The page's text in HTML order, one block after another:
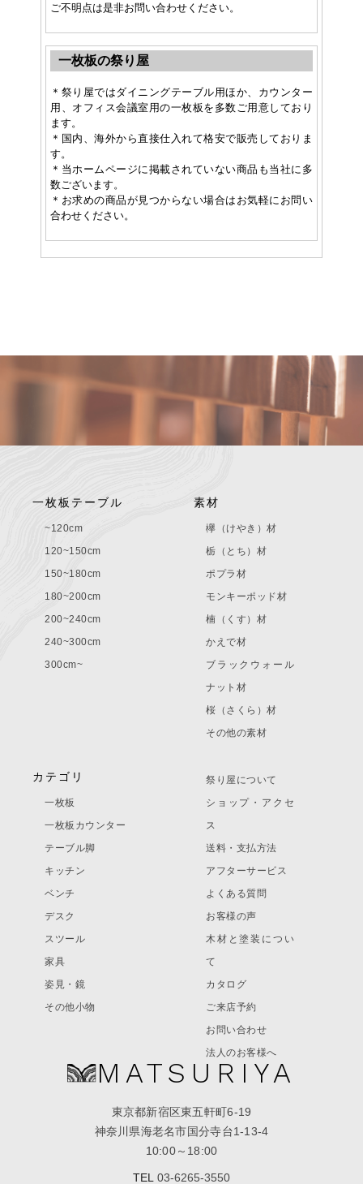
ご不明点は是非お問い合わせください。
一枚板の祭り屋
＊祭り屋ではダイニングテーブル用ほか、カウンター
用、オフィス会議室用の一枚板を多数ご用意しており
ます。
＊国内、海外から直接仕入れて格安で販売しておりま
す。
＊当ホームページに掲載されていない商品も当社に多
数ございます。
＊お求めの商品が見つからない場合はお気軽にお問い
合わせください。
MATSURIYA
東京都新宿区東五軒町6-19
神奈川県海老名市国分寺台1-13-4
10:00～18:00
TEL 03-6265-3550
一枚板テーブル
~120cm
120~150cm
150~180cm
180~200cm
200~240cm
240~300cm
300cm~
素材
欅（けやき）材
栃（とち）材
ポプラ材
モンキーポッド材
楠（くす）材
かえで材
ブラックウォール
ナット材
桜（さくら）材
その他の素材
カテゴリ
一枚板
一枚板カウンター
テーブル脚
キッチン
ベンチ
デスク
スツール
家具
姿見・鏡
その他小物
祭り屋について
ショップ・アクセ
ス
送料・支払方法
アフターサービス
よくある質問
お客様の声
木材と塗装につい
て
カタログ
ご来店予約
お問い合わせ
法人のお客様へ